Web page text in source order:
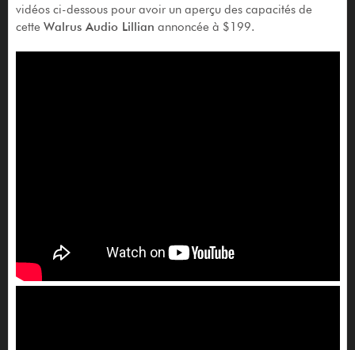
vidéos ci-dessous pour avoir un aperçu des capacités de
cette Walrus Audio Lillian annoncée à $199.